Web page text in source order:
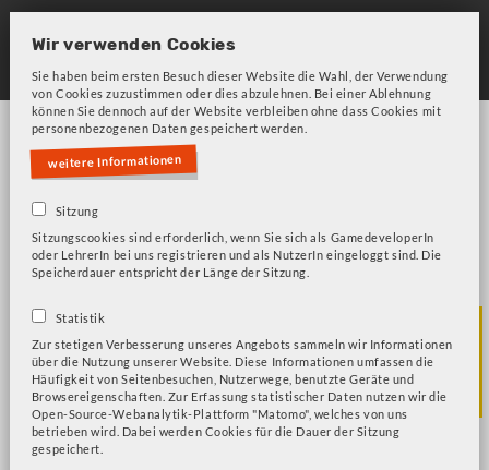
Skip
main
navigation
Fehlermeldung
Bitte beachten Sie unsere Frage zu Cookies!
Gesundheit und
Soziales (GuS)
Wir verwenden Cookies
Sie haben beim ersten Besuch dieser Website die Wahl, der Verwendung
von Cookies zuzustimmen oder dies abzulehnen. Bei einer Ablehnung
können Sie dennoch auf der Website verbleiben ohne dass Cookies mit
personenbezogenen Daten gespeichert werden.
weitere Informationen
Sitzung
Sitzungscookies sind erforderlich, wenn Sie sich als GamedeveloperIn
oder LehrerIn bei uns registrieren und als NutzerIn eingeloggt sind. Die
Speicherdauer entspricht der Länge der Sitzung.
Statistik
Zur stetigen Verbesserung unseres Angebots sammeln wir Informationen
über die Nutzung unserer Website. Diese Informationen umfassen die
Häufigkeit von Seitenbesuchen, Nutzerwege, benutzte Geräte und
Browsereigenschaften. Zur Erfassung statistischer Daten nutzen wir die
Open-Source-Webanalytik-Plattform "Matomo", welches von uns
betrieben wird. Dabei werden Cookies für die Dauer der Sitzung
gespeichert.
Life is Strange